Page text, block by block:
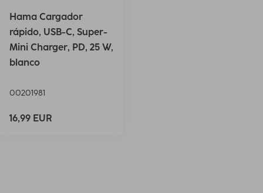
Hama Cargador
rápido, USB-C, Super-
Mini Charger, PD, 25 W,
blanco
00201981
16,99 EUR